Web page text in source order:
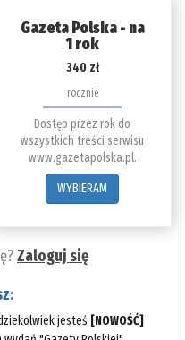
Gazeta Polska - na
1 rok
340 zł
rocznie
Dostęp przez rok do
wszystkich treści serwisu
www.gazetapolska.pl.
WYBIERAM
Zaloguj się
jesteś [NOWOŚĆ]